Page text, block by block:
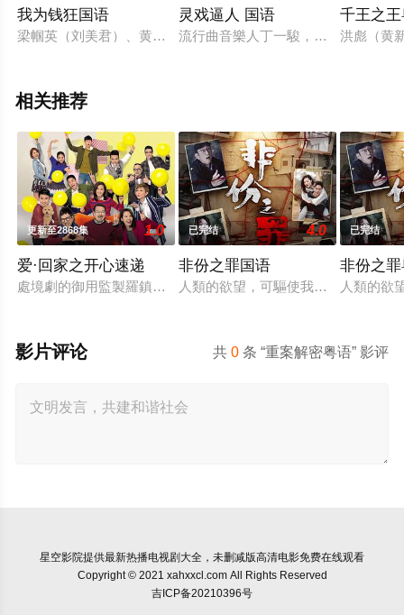
我为钱狂国语
梁帼英（刘美君）、黄忠信（关礼杰）及蓝祖辉（陈嘉辉），
灵戏逼人 国语
流行曲音樂人丁一駿，張振朗飾不時
千王之
洪彪（黄
相关推荐
更新至2868集 1.0
爱·回家之开心速递
處境劇的御用監製羅鎮岳已經準備開拍新一套處境劇，暫定叫
已完结 4.0
非份之罪国语
人類的欲望，可驅使我們超越自我，
已完结
非份之
人類的欲
共0 条 “重案解密粤语” 影评
影片评论
星空影院提供最新热播电视剧大全，未删减版高清电影免费在线观看
Copyright © 2021 xahxxcl.com All Rights Reserved
吉ICP备20210396号